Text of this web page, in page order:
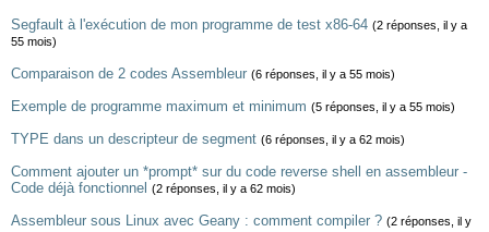
Segfault à l'exécution de mon programme de test x86-64 (2 réponses, il y a
55 mois)
Comparaison de 2 codes Assembleur (6 réponses, il y a 55 mois)
Exemple de programme maximum et minimum (5 réponses, il y a 55 mois)
TYPE dans un descripteur de segment (6 réponses, il y a 62 mois)
Comment ajouter un *prompt* sur du code reverse shell en assembleur -
Code déjà fonctionnel (2 réponses, il y a 62 mois)
Assembleur sous Linux avec Geany : comment compiler ? (2 réponses, il y